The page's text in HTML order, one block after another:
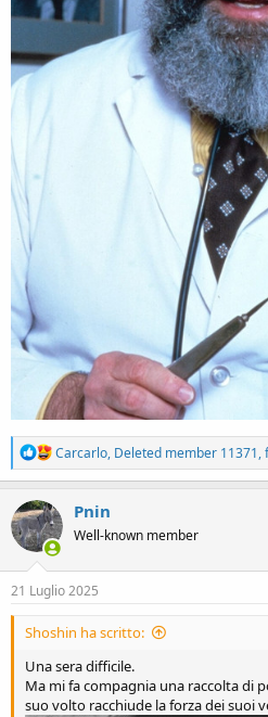
R
e
a
c
t
i
o
n
s
Carcarlo, Deleted member 11371,
Pnin
Well-known member
21 Luglio 2025
Shoshin ha scritto:
Una sera difficile.
Ma mi fa compagnia una raccolta di
suo volto racchiude la forza dei suoi